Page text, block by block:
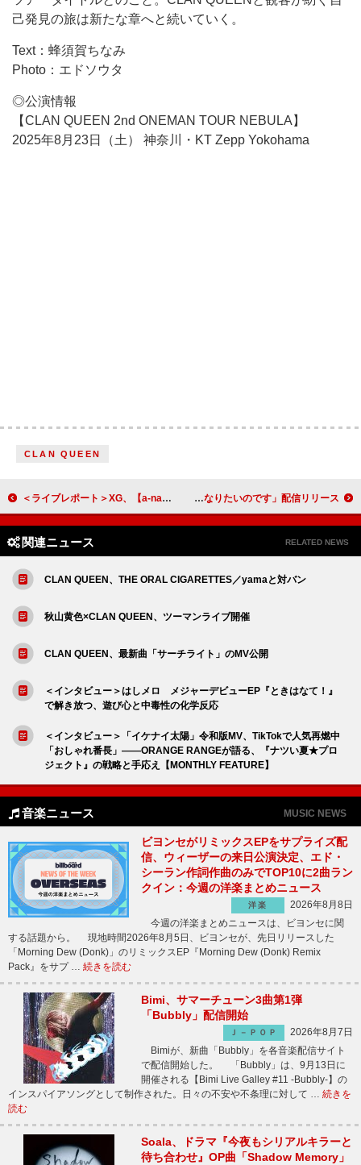
己発見の旅は新たな章へと続いていく。
Text：蜂須賀ちなみ
Photo：エドソウタ
◎公演情報
【CLAN QUEEN 2nd ONEMAN TOUR NEBULA】
2025年8月23日（土） 神奈川・KT Zepp Yokohama
CLAN QUEEN
＜ライブレポート＞XG、【a-nation 2025】にヘッドライナーとして初出演 味スタに最高の宇宙空間を作り出した夜 阿部真央、THE FIRST TAKEバージョン「貴方の恋人になりたいのです」配信リリース
関連ニュース RELATED NEWS
CLAN QUEEN、THE ORAL CIGARETTES／yamaと対バン
秋山黄色×CLAN QUEEN、ツーマンライブ開催
CLAN QUEEN、最新曲「サーチライト」のMV公開
＜インタビュー＞はしメロ メジャーデビューEP『ときはなて！』
で解き放つ、遊び心と中毒性の化学反応
＜インタビュー＞「イケナイ太陽」令和版MV、TikTokで人気再燃中
「おしゃれ番長」――ORANGE RANGEが語る、『ナツい夏★プロ
ジェクト』の戦略と手応え【MONTHLY FEATURE】
音楽ニュース MUSIC NEWS
ビヨンセがリミックスEPをサプライズ配
信、ウィーザーの来日公演決定、エド・
シーラン作詞作曲のみでTOP10に2曲ラン
クイン：今週の洋楽まとめニュース
洋楽
2026年8月8日
今週の洋楽まとめニュースは、ビヨンセに関
する話題から。 現地時間2026年8月5日、ビヨンセが、先日リリースした
「Morning Dew (Donk)」のリミックスEP『Morning Dew (Donk) Remix
Pack』をサプ … 続きを読む
Bimi、サマーチューン3曲第1弾
「Bubbly」配信開始
Ｊ－ＰＯＰ
2026年8月7日
Bimiが、新曲「Bubbly」を各音楽配信サイト
で配信開始した。 「Bubbly」は、9月13日に
開催される【Bimi Live Galley #11 -Bubbly-】の
インスパイアソングとして制作された。日々の不安や不条理に対して … 続きを
読む
Soala、ドラマ『今夜もシリアルキラーと
待ち合わせ』OP曲「Shadow Memory」